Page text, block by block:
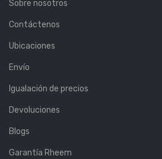
Sobre nosotros
Contáctenos
Ubicaciones
Envío
Igualación de precios
Devoluciones
Blogs
Garantía Rheem